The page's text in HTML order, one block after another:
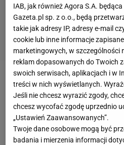
DARIA BILODID
Daria Bilodid
Secret, ale ma
została mistrzynią
DARIA BILODID INSTAGRAM
IAB, jak również Agora S.A.
Gazeta.pl sp. z o.o., będą
takie jak adresy IP, adresy e-mail
cookie lub inne informacje
marketingowych, w szczególności
reklam dopasowanych do Twoich
swoich serwisach, aplikacjach i w
treści w nich wyświetlanych.
Jeśli nie chcesz wyrazić zgody,
chcesz wycofać zgodę uprzednio
„Ustawień Zaawansowanych”.
Twoje dane osobowe mogą być
badania i mierzenia informacji